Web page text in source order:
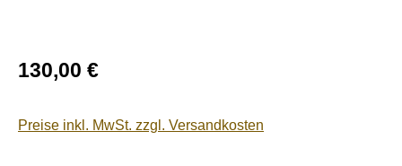
Regulärer Preis:
130,00 €
Preise inkl. MwSt. zzgl. Versandkosten